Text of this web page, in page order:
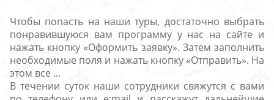
Чтобы попасть на наши туры, достаточно выбрать
понравившуюся вам программу у нас на сайте и
нажать кнопку «Оформить заявку». Затем заполнить
необходимые поля и нажать кнопку «Отправить». На
этом все ...
В течении суток наши сотрудники свяжутся с вами